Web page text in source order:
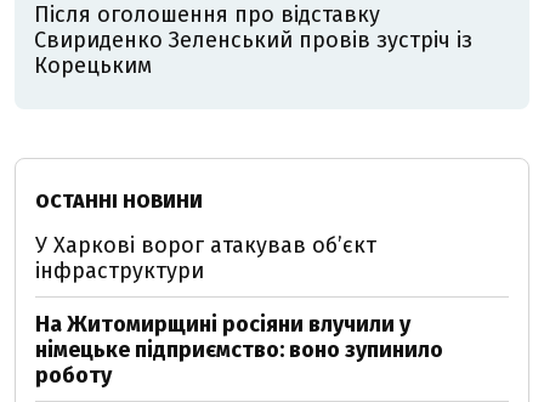
Після оголошення про відставку
Свириденко Зеленський провів зустріч із
Корецьким
ОСТАННІ НОВИНИ
У Харкові ворог атакував обʼєкт
інфраструктури
На Житомирщині росіяни влучили у
німецьке підприємство: воно зупинило
роботу